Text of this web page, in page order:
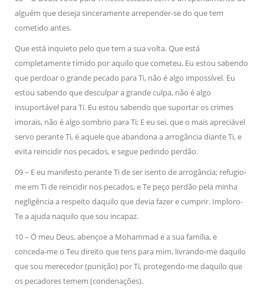
alguém que deseja sinceramente arrepender-se do que tem
cometido antes.
Que está inquieto pelo que tem a sua volta. Que está
completamente tímido por aquilo que cometeu. Eu estou sabendo
que perdoar o grande pecado para Ti, não é algo impossível. Eu
estou sabendo que desculpar a grande culpa, não é algo
insuportável para Ti. Eu estou sabendo que suportar os crimes
imorais, não é algo sombrio para Ti; E eu sei, que o mais apreciável
servo perante Ti, é aquele que abandona a arrogância diante Ti, e
evita reincidir nos pecados, e segue pedindo perdão.
09 – E eu manifesto perante Ti de ser isento de arrogância; refugio-
me em Ti de reincidir nos pecados, e Te peço perdão pela minha
negligência a respeito daquilo que devia fazer e cumprir. Imploro-
Te a ajuda naquilo que sou incapaz.
10 – Ó meu Deus, abençoe a Mohammad e a sua família, e
conceda-me o Teu direito que tens para mim, livrando-me daquilo
que sou merecedor (punição) por Ti, protegendo-me daquilo que
os pecadores temem (condenações).